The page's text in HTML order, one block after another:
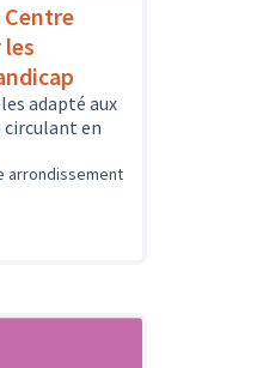
Centre
adapté aux
circulant en
arrondissement